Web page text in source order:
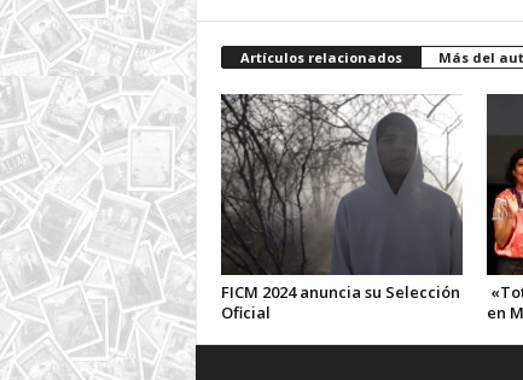
Artículos relacionados Más del
FICM 2024 anuncia su Selección
Oficial
en